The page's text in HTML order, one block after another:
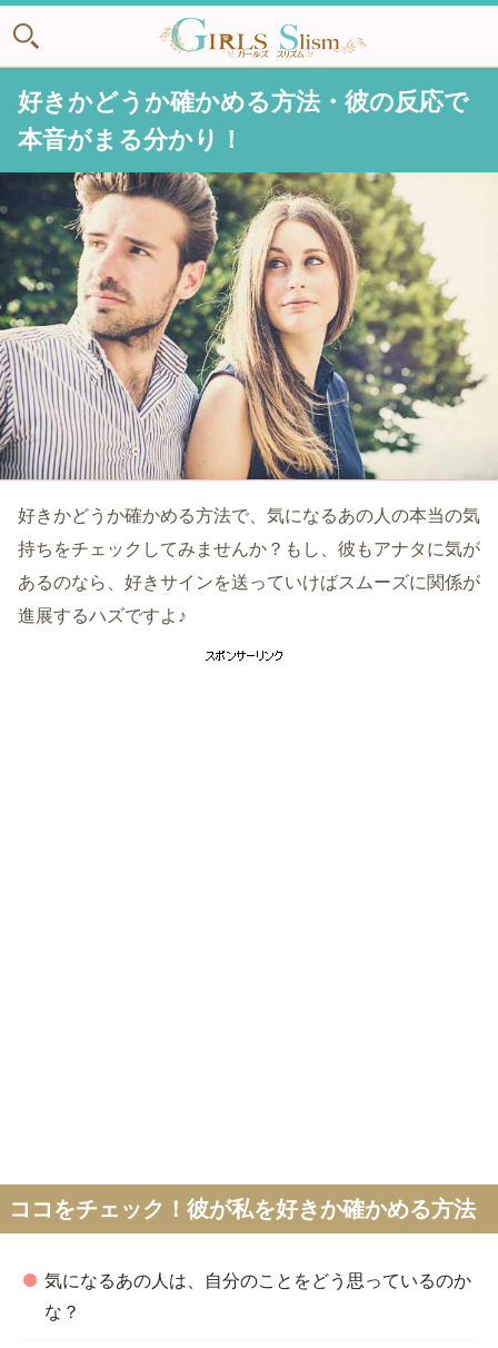
好きかどうか確かめる方法・彼の反応で
本音がまる分かり！
好きかどうか確かめる方法で、気になるあの人の本当の気
持ちをチェックしてみませんか？もし、彼もアナタに気が
あるのなら、好きサインを送っていけばスムーズに関係が
進展するハズですよ♪
ココをチェック！彼が私を好きか確かめる方法
気になるあの人は、自分のことをどう思っているのか
な？